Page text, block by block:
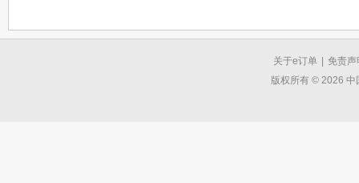
关于e订单
免责声
版权所有 © 2026